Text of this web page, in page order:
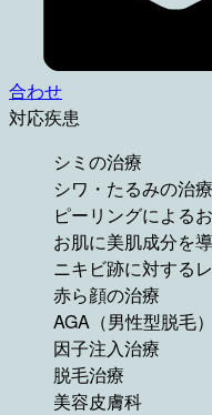
合わせ
対応疾患
シミの治療
シワ・たるみの治療
ピーリングによる
お肌に美肌成分を
ニキビ跡に対する
赤ら顔の治療
AGA（男性型脱毛
因子注入治療
脱毛治療
美容皮膚科